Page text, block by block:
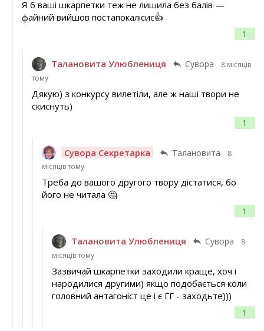
1
Я б ваші шкарпетки теж не лишила без балів —
файний вийшов постапокалісис👍
Талановита Улюблениця Сувора
8 місяців
тому
1
Дякую) з конкурсу вилетіли, але ж наші твори не
скиснуть)
Сувора Секретарка Талановита
8
місяців тому
1
Треба до вашого другого твору дістатися, бо
його не читала 🤔
Талановита Улюблениця Сувора
8
місяців тому
1
Зазвичай шкарпетки заходили краще, хоч і
народилися другими) якщо подобається коли
головний антагоніст це і є ГГ - заходьте)))